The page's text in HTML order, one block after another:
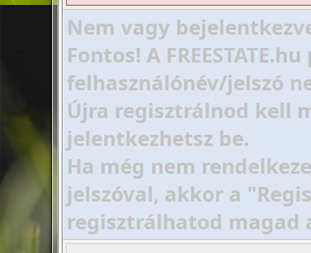
Nem vagy
Fontos! A
felhasználónév/jelszó
Újra regisztrálnod kell
jelentkezhetsz be.
Ha még nem
jelszóval, akkor a
regisztrálhatod magad